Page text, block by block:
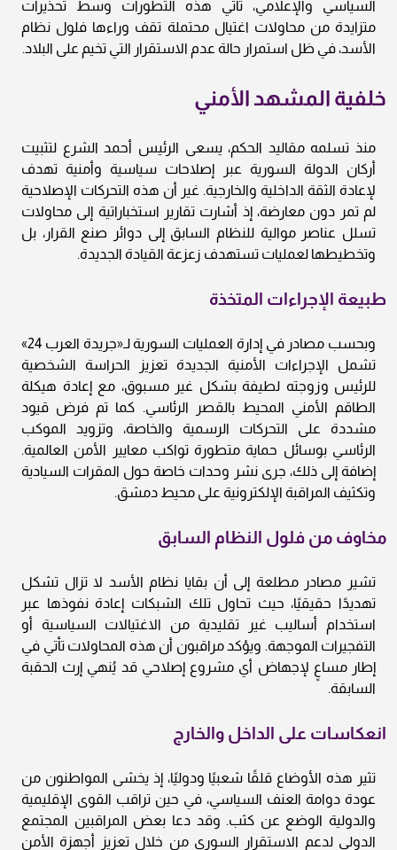
السياسي والإعلامي، تأتي هذه التطورات وسط تحذيرات
متزايدة من محاولات اغتيال محتملة تقف وراءها فلول نظام
الأسد، في ظل استمرار حالة عدم الاستقرار التي تخيم على البلاد.
خلفية المشهد الأمني
منذ تسلمه مقاليد الحكم، يسعى الرئيس أحمد الشرع لتثبيت
أركان الدولة السورية عبر إصلاحات سياسية وأمنية تهدف
لإعادة الثقة الداخلية والخارجية. غير أن هذه التحركات الإصلاحية
لم تمر دون معارضة، إذ أشارت تقارير استخباراتية إلى محاولات
تسلل عناصر موالية للنظام السابق إلى دوائر صنع القرار، بل
وتخطيطها لعمليات تستهدف زعزعة القيادة الجديدة.
طبيعة الإجراءات المتخذة
وبحسب مصادر في إدارة العمليات السورية لـ«جريدة العرب 24»
تشمل الإجراءات الأمنية الجديدة تعزيز الحراسة الشخصية
للرئيس وزوجته لطيفة بشكل غير مسبوق، مع إعادة هيكلة
الطاقم الأمني المحيط بالقصر الرئاسي. كما تم فرض قيود
مشددة على التحركات الرسمية والخاصة، وتزويد الموكب
الرئاسي بوسائل حماية متطورة تواكب معايير الأمن العالمية.
إضافة إلى ذلك، جرى نشر وحدات خاصة حول المقرات السيادية
وتكثيف المراقبة الإلكترونية على محيط دمشق.
مخاوف من فلول النظام السابق
تشير مصادر مطلعة إلى أن بقايا نظام الأسد لا تزال تشكل
تهديدًا حقيقيًا، حيث تحاول تلك الشبكات إعادة نفوذها عبر
استخدام أساليب غير تقليدية من الاغتيالات السياسية أو
التفجيرات الموجهة. ويؤكد مراقبون أن هذه المحاولات تأتي في
إطار مساعٍ لإجهاض أي مشروع إصلاحي قد يُنهي إرث الحقبة
السابقة.
انعكاسات على الداخل والخارج
تثير هذه الأوضاع قلقًا شعبيًا ودوليًا، إذ يخشى المواطنون من
عودة دوامة العنف السياسي، في حين تراقب القوى الإقليمية
والدولية الوضع عن كثب. وقد دعا بعض المراقبين المجتمع
الدولي لدعم الاستقرار السوري من خلال تعزيز أجهزة الأمن